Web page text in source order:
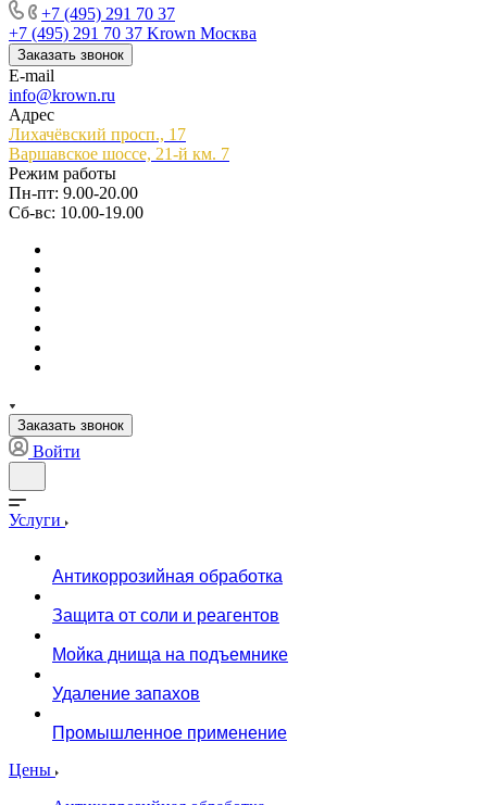
+7 (495) 291 70 37
+7 (495) 291 70 37 Krown Москва
Заказать звонок
E-mail
info@krown.ru
Адрес
Лихачёвский просп., 17
Варшавское шоссе, 21-й км. 7
Режим работы
Пн-пт: 9.00-20.00
Сб-вс: 10.00-19.00
Заказать звонок
Войти
Услуги
Антикоррозийная обработка
Защита от соли и реагентов
Мойка днища на подъемнике
Удаление запахов
Промышленное применение
Цены